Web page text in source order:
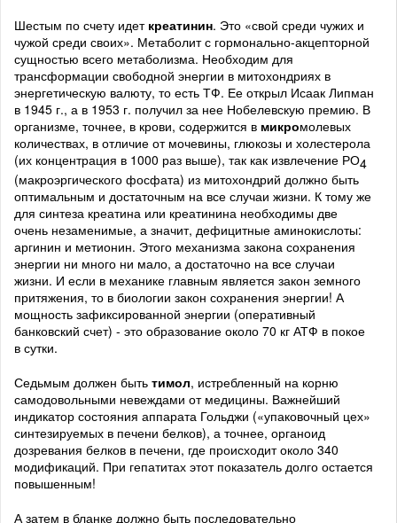
Шестым по счету идет креатинин. Это «свой среди чужих и
чужой среди своих». Метаболит с гормонально-акцепторной
сущностью всего метаболизма. Необходим для
трансформации свободной энергии в митохондриях в
энергетическую валюту, то есть ТФ. Ее открыл Исаак Липман
в 1945 г., а в 1953 г. получил за нее Нобелевскую премию. В
организме, точнее, в крови, содержится в микромолевых
количествах, в отличие от мочевины, глюкозы и холестерола
(их концентрация в 1000 раз выше), так как извлечение РО4
(макроэргического фосфата) из митохондрий должно быть
оптимальным и достаточным на все случаи жизни. К тому же
для синтеза креатина или креатинина необходимы две
очень незаменимые, а значит, дефицитные аминокислоты:
аргинин и метионин. Этого механизма закона сохранения
энергии ни много ни мало, а достаточно на все случаи
жизни. И если в механике главным является закон земного
притяжения, то в биологии закон сохранения энергии! А
мощность зафиксированной энергии (оперативный
банковский счет) - это образование около 70 кг АТФ в покое
в сутки.
Седьмым должен быть тимол, истребленный на корню
самодовольными невеждами от медицины. Важнейший
индикатор состояния аппарата Гольджи («упаковочный цех»
синтезируемых в печени белков), а точнее, органоид
дозревания белков в печени, где происходит около 340
модификаций. При гепатитах этот показатель долго остается
повышенным!
А затем в бланке должно быть последовательно